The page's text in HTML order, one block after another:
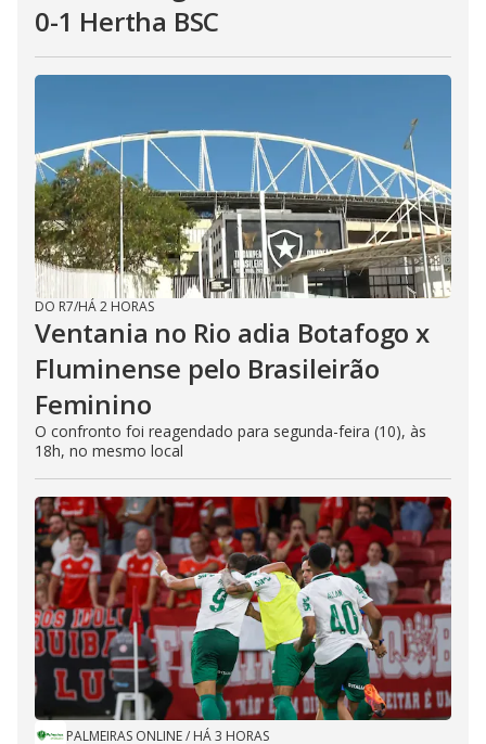
0-1 Hertha BSC
DO R7/HÁ 2 HORAS
Ventania no Rio adia Botafogo x
Fluminense pelo Brasileirão
Feminino
O confronto foi reagendado para segunda-feira (10), às
18h, no mesmo local
PALMEIRAS ONLINE/ HÁ 3 HORAS